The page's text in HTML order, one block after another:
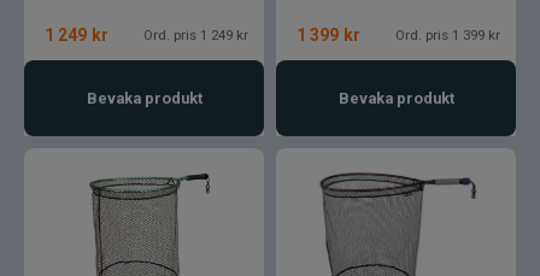
1 249 kr Ord. pris 1 249 kr
Bevaka produkt
1 399 kr Ord. pris 1 399 kr
Bevaka produkt